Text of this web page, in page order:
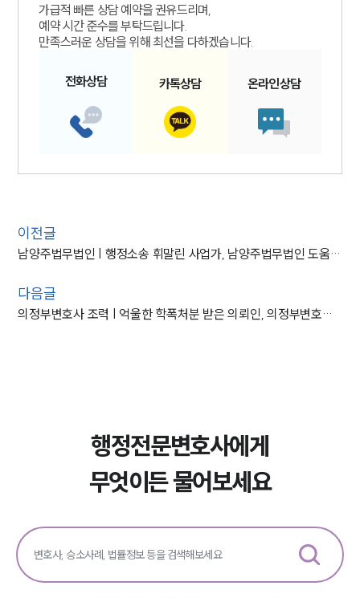
가급적 빠른 상담 예약을 권유드리며,
예약 시간 준수를 부탁드립니다.
만족스러운 상담을 위해 최선을 다하겠습니다.
전화상담 카톡상담 온라인상담
이전글
남양주법무법인 | 행정소송 휘말린 사업가, 남양주법무법인 도움으로 승소
다음글
의정부변호사 조력 | 억울한 학폭처분 받은 의뢰인, 의정부변호사 조력으로 ‘집행정지’
행정전문변호사에게
무엇이든 물어보세요